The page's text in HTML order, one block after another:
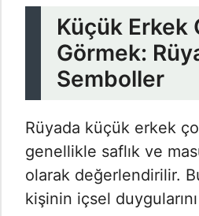
Küçük Erkek
Görmek:
Semboller
Rüyada küçük erkek
genellikle saflık ve
olarak değerlendirilir.
kişinin içsel